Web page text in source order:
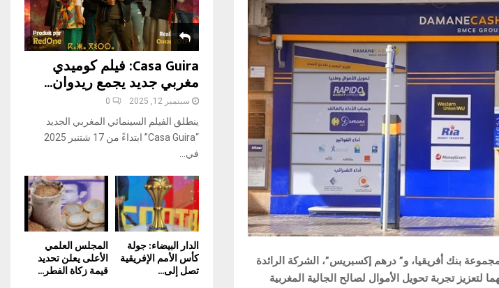
بنك أفريقيا، و” درهم إكسبريس”، الشركة الرائدة
لتعزيز تجربة تحويل الأموال لصالح الجالية المغربية
Casa Guira: فيلم كوميدي
مغربي جديد يجمع ريدوان...
سبتمبر 12, 2025 0
ينطلق الفيلم السينمائي المغربي الجديد
“Casa Guira” ابتداءً من 17 شتنبر 2025
في...
المجلس العلمي
الأعلى يعلن تحديد
قيمة زكاة الفطر...
الدار البيضاء: جولة
كأس الأمم الإفريقية
تصل إلى...